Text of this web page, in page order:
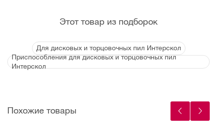
Этот товар из подборок
Для дисковых и торцовочных пил Интерскол
Приспособления для дисковых и торцовочных пил
Интерскол
Похожие товары